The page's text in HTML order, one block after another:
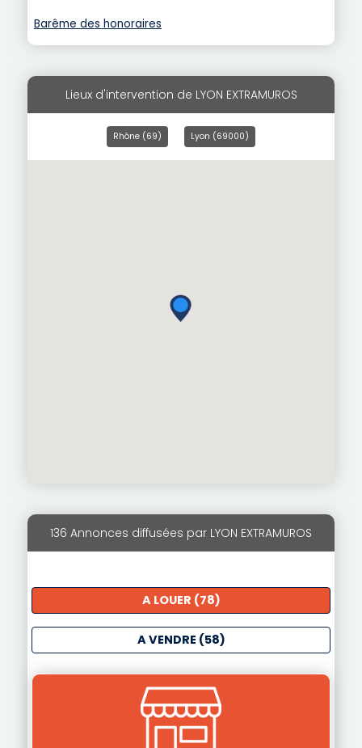
Barême des honoraires
Lieux d'intervention de LYON EXTRAMUROS
Rhône (69) Lyon (69000)
136 Annonces diffusées par LYON EXTRAMUROS
A LOUER (78)
A VENDRE (58)